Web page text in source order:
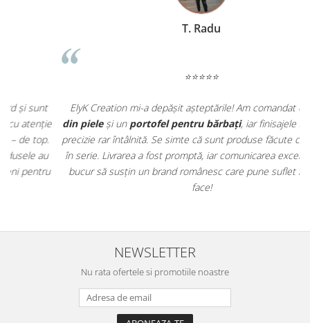
ElyK Creation mi-a depășit așteptările! Am comandat ocurea
din piele
și unportofel pentru bărbați, iar finisajele sunt de o
precizie rar întâlnită. Se simte că sunt produse făcute cu grijă, nu
în serie. Livrarea a fost promptă, iar comunicarea excelentă. Mă
bucur să susțin un brand românesc care pune suflet în tot ce
NEWSLETTER
Nu rata ofertele si promotiile noastre